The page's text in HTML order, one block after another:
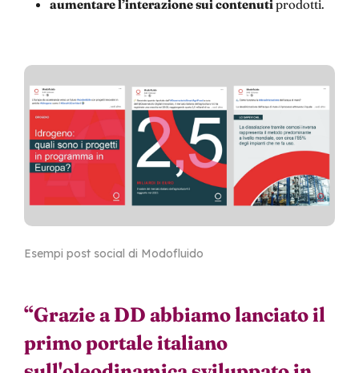
aumentare l’interazione sui contenuti prodotti.
Esempi post social di Modofluido
“Grazie a DD abbiamo lanciato il
primo portale italiano